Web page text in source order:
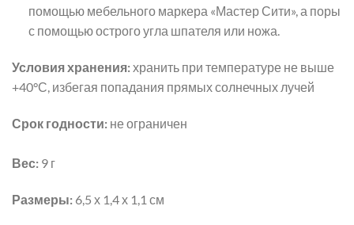
помощью мебельного маркера «Мастер Сити», а поры
с помощью острого угла шпателя или ножа.
Условия хранения:хранить при температуре не выше
+40°С, избегая попадания прямых солнечных лучей
Срок годности: не ограничен
Вес: 9 г
Размеры: 6,5 х 1,4 х 1,1 см